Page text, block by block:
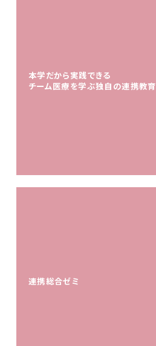
本学だから実践できる
チーム医療を学ぶ独自の連携教育
連携総合ゼミ